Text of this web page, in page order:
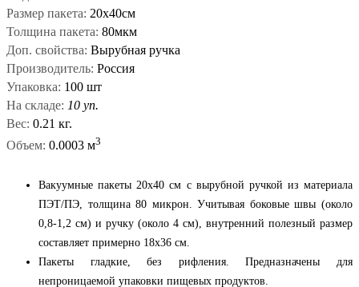
Размер пакета: 20x40см
Толщина пакета: 80мкм
Доп. свойства: Вырубная ручка
Производитель: Россия
Упаковка: 100 шт
На складе: 10 уп.
Вес: 0.21 кг.
Объем: 0.0003 м3
Вакуумные пакеты 20x40 см c вырубной ручкой из материала
ПЭТ/ПЭ, толщина 80 микрон. Учитывая боковые швы (около
0,8-1,2 см) и ручку (около 4 см), внутренний полезный размер
составляет примерно 18x36 см.
Пакеты гладкие, без рифления. Предназначены для
непроницаемой упаковки пищевых продуктов.